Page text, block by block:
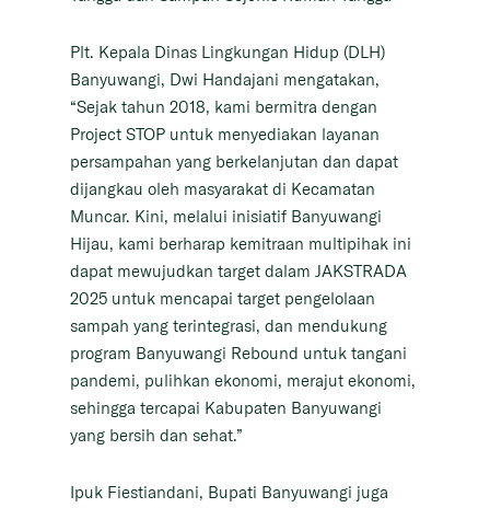
Plt. Kepala Dinas Lingkungan Hidup (DLH)
Banyuwangi, Dwi Handajani mengatakan,
“Sejak tahun 2018, kami bermitra dengan
Project STOP untuk menyediakan layanan
persampahan yang berkelanjutan dan dapat
dijangkau oleh masyarakat di Kecamatan
Muncar. Kini, melalui inisiatif Banyuwangi
Hijau, kami berharap kemitraan multipihak ini
dapat mewujudkan target dalam JAKSTRADA
2025 untuk mencapai target pengelolaan
sampah yang terintegrasi, dan mendukung
program Banyuwangi Rebound untuk tangani
pandemi, pulihkan ekonomi, merajut ekonomi,
sehingga tercapai Kabupaten Banyuwangi
yang bersih dan sehat.”
Ipuk Fiestiandani, Bupati Banyuwangi juga